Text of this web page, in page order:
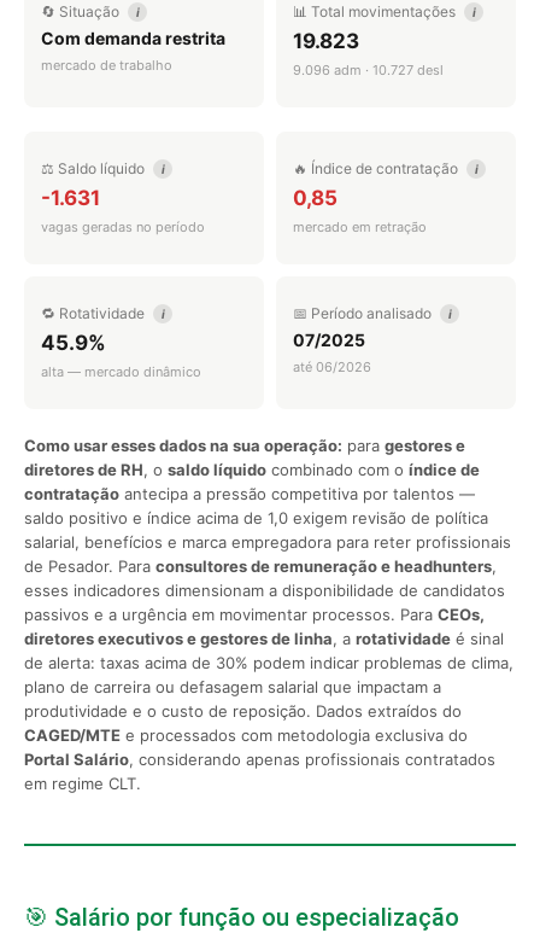
🔄 Situação i
Com demanda restrita
mercado de trabalho
📊 Total movimentações i
19.823
9.096 adm · 10.727 desl
⚖️ Saldo líquido i
-1.631
vagas geradas no período
🔥 Índice de contratação i
0,85
mercado em retração
🔁 Rotatividade i
45.9%
alta — mercado dinâmico
📅 Período analisado i
07/2025
até 06/2026
Como usar esses dados na sua operação: para gestores e
diretores de RH, o saldo líquido combinado com o índice de
contratação antecipa a pressão competitiva por talentos —
saldo positivo e índice acima de 1,0 exigem revisão de política
salarial, benefícios e marca empregadora para reter profissionais
de Pesador. Para consultores de remuneração e headhunters,
esses indicadores dimensionam a disponibilidade de candidatos
passivos e a urgência em movimentar processos. Para CEOs,
diretores executivos e gestores de linha, a rotatividade é sinal
de alerta: taxas acima de 30% podem indicar problemas de clima,
plano de carreira ou defasagem salarial que impactam a
produtividade e o custo de reposição. Dados extraídos do
CAGED/MTE e processados com metodologia exclusiva do
Portal Salário, considerando apenas profissionais contratados
em regime CLT.
🎯 Salário por função ou especialização